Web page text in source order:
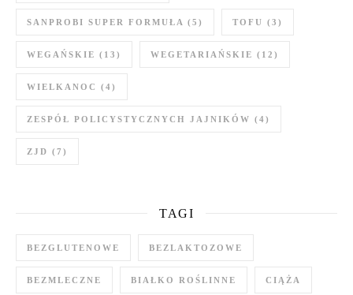
SANPROBI SUPER FORMUŁA (5) TOFU (3)
WEGAŃSKIE (13) WEGETARIAŃSKIE (12)
WIELKANOC (4)
ZESPÓŁ POLICYSTYCZNYCH JAJNIKÓW (4)
ZJD (7)
TAGI
BEZGLUTENOWE BEZLAKTOZOWE
BEZMLECZNE BIAŁKO ROŚLINNE CIĄŻA